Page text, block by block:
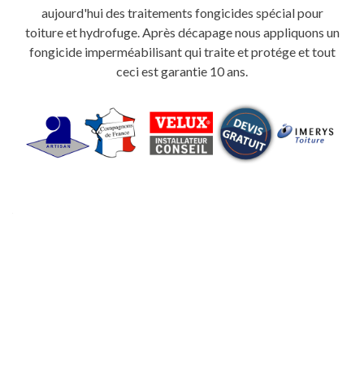
aujourd'hui des traitements fongicides spécial pour
toiture et hydrofuge. Après décapage nous appliquons un
fongicide imperméabilisant qui traite et protége et tout
ceci est garantie 10 ans.